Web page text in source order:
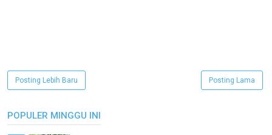
Posting Lebih Baru Posting Lama
POPULER MINGGU INI